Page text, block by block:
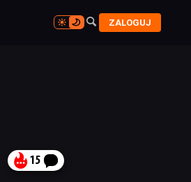

 ZALOGUJ
15